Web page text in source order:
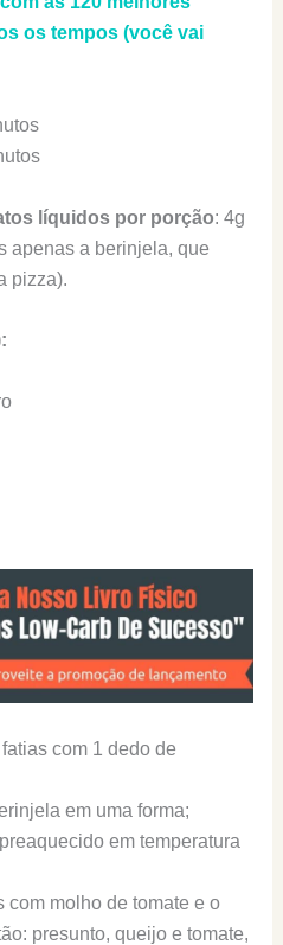
os tempos (você vai
líquidos por porção: 4g
apenas a berinjela, que
pizza).
com 1 dedo de
em uma forma;
em temperatura
com molho de tomate e o
presunto, queijo e tomate,